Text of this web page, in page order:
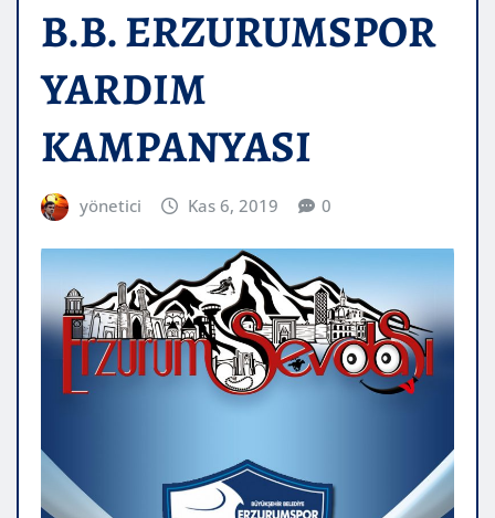
B.B. ERZURUMSPOR
YARDIM
KAMPANYASI
yönetici Kas 6, 2019 0